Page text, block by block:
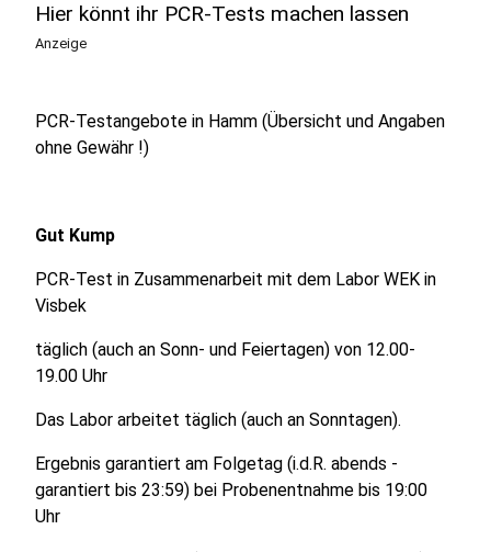
Hier könnt ihr PCR-Tests machen lassen
Anzeige
PCR-Testangebote in Hamm (Übersicht und Angaben
ohne Gewähr !)
Gut Kump
PCR-Test in Zusammenarbeit mit dem Labor WEK in
Visbek
täglich (auch an Sonn- und Feiertagen) von 12.00-
19.00 Uhr
Das Labor arbeitet täglich (auch an Sonntagen).
Ergebnis garantiert am Folgetag (i.d.R. abends -
garantiert bis 23:59) bei Probenentnahme bis 19:00
Uhr